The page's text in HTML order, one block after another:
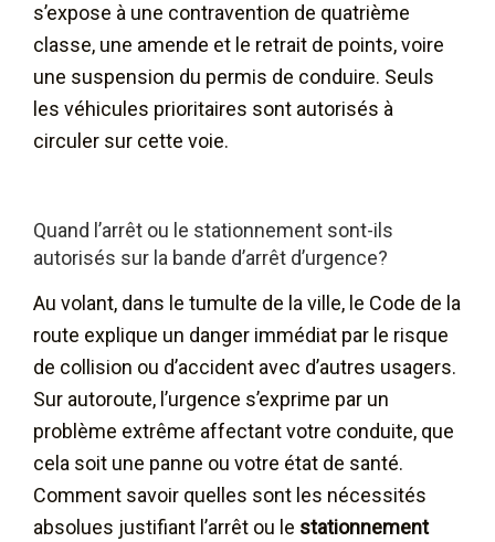
s’expose à une contravention de quatrième
classe, une amende et le retrait de points, voire
une suspension du permis de conduire. Seuls
les véhicules prioritaires sont autorisés à
circuler sur cette voie.
Quand l’arrêt ou le stationnement sont-ils
autorisés sur la bande d’arrêt d’urgence?
Au volant, dans le tumulte de la ville, le Code de la
route explique un danger immédiat par le risque
de collision ou d’accident avec d’autres usagers.
Sur autoroute, l’urgence s’exprime par un
problème extrême affectant votre conduite, que
cela soit une panne ou votre état de santé.
Comment savoir quelles sont les nécessités
absolues justifiant l’arrêt ou le stationnement